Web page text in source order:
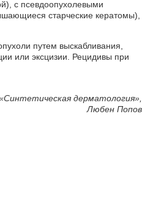
с псевдоопухолевыми
старческие кератомы),
путем выскабливания,
или эксцизии. Рецидивы при
Синтетическая дерматология»,
Любен Попов